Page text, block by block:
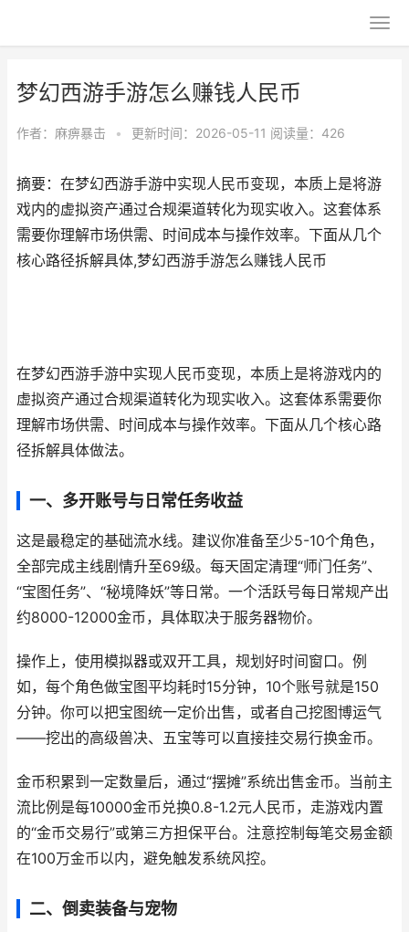
梦幻西游手游怎么赚钱人民币
作者： 麻痹暴击 • 更新时间：2026-05-11 阅读量：426
摘要：在梦幻西游手游中实现人民币变现，本质上是将游
戏内的虚拟资产通过合规渠道转化为现实收入。这套体系
需要你理解市场供需、时间成本与操作效率。下面从几个
核心路径拆解具体,梦幻西游手游怎么赚钱人民币
在梦幻西游手游中实现人民币变现，本质上是将游戏内的
虚拟资产通过合规渠道转化为现实收入。这套体系需要你
理解市场供需、时间成本与操作效率。下面从几个核心路
径拆解具体做法。
一、多开账号与日常任务收益
这是最稳定的基础流水线。建议你准备至少5-10个角色，
全部完成主线剧情升至69级。每天固定清理“师门任务”、
“宝图任务”、“秘境降妖”等日常。一个活跃号每日常规产出
约8000-12000金币，具体取决于服务器物价。
操作上，使用模拟器或双开工具，规划好时间窗口。例
如，每个角色做宝图平均耗时15分钟，10个账号就是150
分钟。你可以把宝图统一定价出售，或者自己挖图博运气
——挖出的高级兽决、五宝等可以直接挂交易行换金币。
金币积累到一定数量后，通过“摆摊”系统出售金币。当前主
流比例是每10000金币兑换0.8-1.2元人民币，走游戏内置
的“金币交易行”或第三方担保平台。注意控制每笔交易金额
在100万金币以内，避免触发系统风控。
二、倒卖装备与宠物